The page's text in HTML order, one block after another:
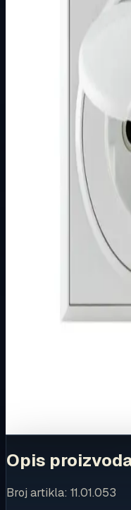
Metalka Majur
PODŽBUKNI
Prezentacijski prikaz
Kratak pregled
Broj artikla: 11.01.053
kutiju O60 mm
zaštite: IP20
Dostupno za kupnju
Kupovina
Opis
Broj artikla: 11.01.053